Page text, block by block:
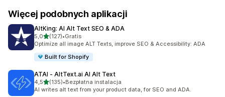
Więcej podobnych aplikacji
AltKing: AI Alt Text SEO & ADA
5,0na 5 gwiazdek
(127)
Łączna liczba recenzji: 127
•Gratis
Optimize all image ALT Texts, improve SEO & Accessibility: ADA
Built for Shopify
ATAI ‑ AltText.ai AI Alt Text
4,5na 5 gwiazdek
(135)
Łączna liczba recenzji: 135
•Bezpłatna instalacja
AI writes alt text from your product data, for SEO and ADA.